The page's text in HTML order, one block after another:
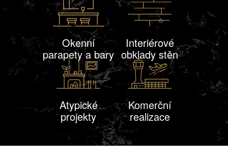
Okenní
parapety a bary
Interiérové
obklady stěn
Atypické
projekty
Komerční
realizace